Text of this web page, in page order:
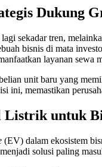
Dukung
sekadar tren,
bisnis di mata
layanan sewa
unit baru yang
ini, memastikan
untuk
(EV) dalam ekosistem
solusi paling